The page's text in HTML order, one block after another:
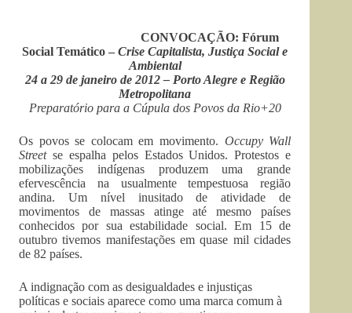
CONVOCAÇÃO: Fórum
Social Temático –Crise Capitalista, Justiça Social e
Ambiental
24 a 29 de janeiro de 2012 – Porto Alegre e Região
Metropolitana
Preparatório para a Cúpula dos Povos da Rio+20
Os povos se colocam em movimento. Occupy Wall
Streetse espalha pelos Estados Unidos. Protestos e
mobilizações indígenas produzem uma grande
efervescência na usualmente tempestuosa região
andina. Um nível inusitado de atividade de
movimentos de massas atinge até mesmo países
conhecidos por sua estabilidade social. Em 15 de
outubro tivemos manifestações em quase mil cidades
de 82 países.
A indignação com as desigualdades e injustiças
políticas e sociais aparece como uma marca comum à